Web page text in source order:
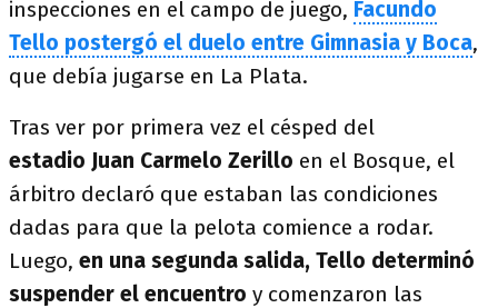
inspecciones en el campo de juego, Facundo
Tello postergó el duelo entre Gimnasia y Boca,
que debía jugarse en La Plata.
Tras ver por primera vez el césped del
estadio Juan Carmelo Zerillo en el Bosque, el
árbitro declaró que estaban las condiciones
dadas para que la pelota comience a rodar.
Luego, en una segunda salida, Tello determinó
suspender el encuentro y comenzaron las